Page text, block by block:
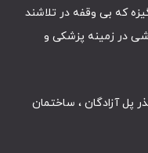
که بی وقفه در تلاشند
در زمینه پزشکی و
، کنارگذر پل آزادگان ، ساختمان